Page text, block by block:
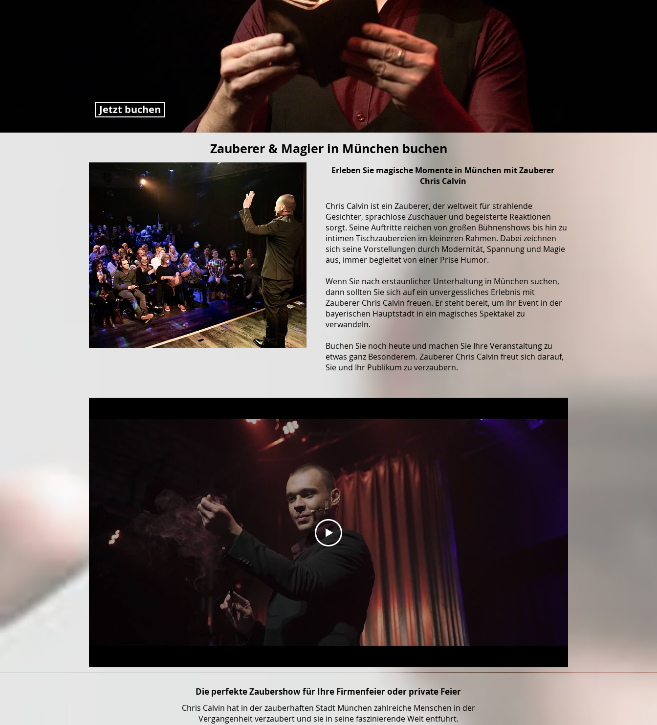
Jetzt buchen
Zauberer & Magier in München buchen
Erleben Sie magische Momente in München mit Zauberer
Chris Calvin
Chris Calvin ist ein Zauberer, der weltweit für strahlende
Gesichter, sprachlose Zuschauer und begeisterte Reaktionen
sorgt. Seine Auftritte reichen von großen Bühnenshows bis hin zu
intimen Tischzaubereien im kleineren Rahmen. Dabei zeichnen
sich seine Vorstellungen durch Modernität, Spannung und Magie
aus, immer begleitet von einer Prise Humor.
Wenn Sie nach erstaunlicher Unterhaltung in München suchen,
dann sollten Sie sich auf ein unvergessliches Erlebnis mit
Zauberer Chris Calvin freuen. Er steht bereit, um Ihr Event in der
bayerischen Hauptstadt in ein magisches Spektakel zu
verwandeln.
Buchen Sie noch heute und machen Sie Ihre Veranstaltung zu
etwas ganz Besonderem. Zauberer Chris Calvin freut sich darauf,
Sie und Ihr Publikum zu verzaubern.
Die perfekte Zaubershow für Ihre Firmenfeier oder private Feier
Chris Calvin hat in der zauberhaften Stadt München zahlreiche Menschen in der
Vergangenheit verzaubert und sie in seine faszinierende Welt entführt.